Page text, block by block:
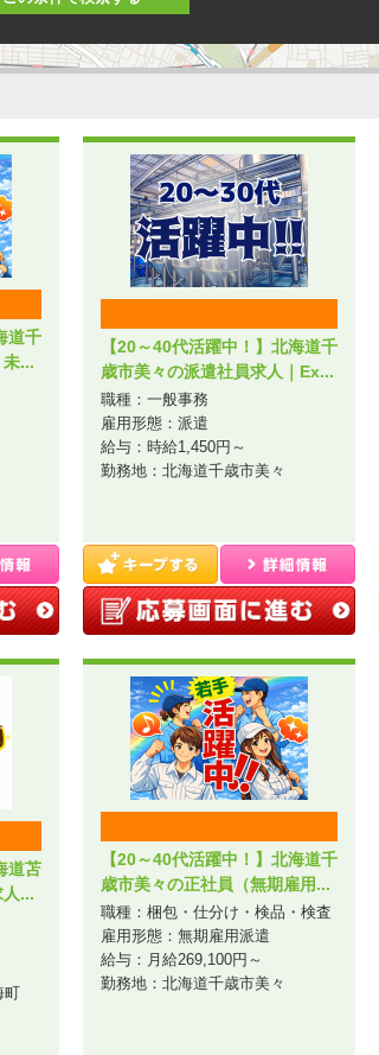
道千
...
【20～40代活躍中！】北海道千
歳市美々の派遣社員求人｜Ex...
職種：一般事務
雇用形態：派遣
給与：時給1,450円～
勤務地：北海道千歳市美々
道苫
...
町
【20～40代活躍中！】北海道千
歳市美々の正社員（無期雇用...
職種：梱包・仕分け・検品・検査
雇用形態：無期雇用派遣
給与：月給269,100円～
勤務地：北海道千歳市美々